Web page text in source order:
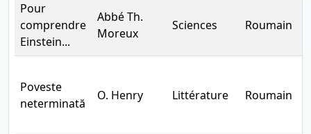
Pour
comprendre
Einstein...
Abbé Th.
Moreux
Sciences Roumain
Poveste
neterminată
O. Henry Littérature Roumain